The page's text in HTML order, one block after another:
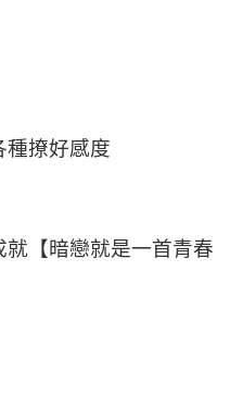
種撩好感度
【暗戀就是一首青春